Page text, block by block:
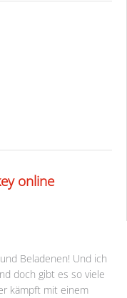
online
Beladenen! Und ich
doch gibt es so viele
kämpft mit einem